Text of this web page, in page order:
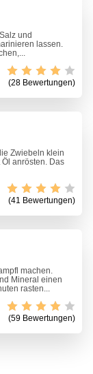
und
lassen.
(28 Bewertungen)
Zwiebeln klein
anrösten. Das
(41 Bewertungen)
machen.
Mineral einen
rasten...
(59 Bewertungen)